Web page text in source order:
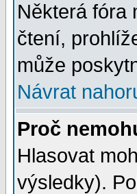
Některá fóra
čtení,
může
Návrat
Proč
Hlasovat
výsledky).